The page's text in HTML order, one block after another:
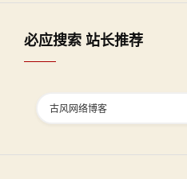
必应搜索 站长推荐